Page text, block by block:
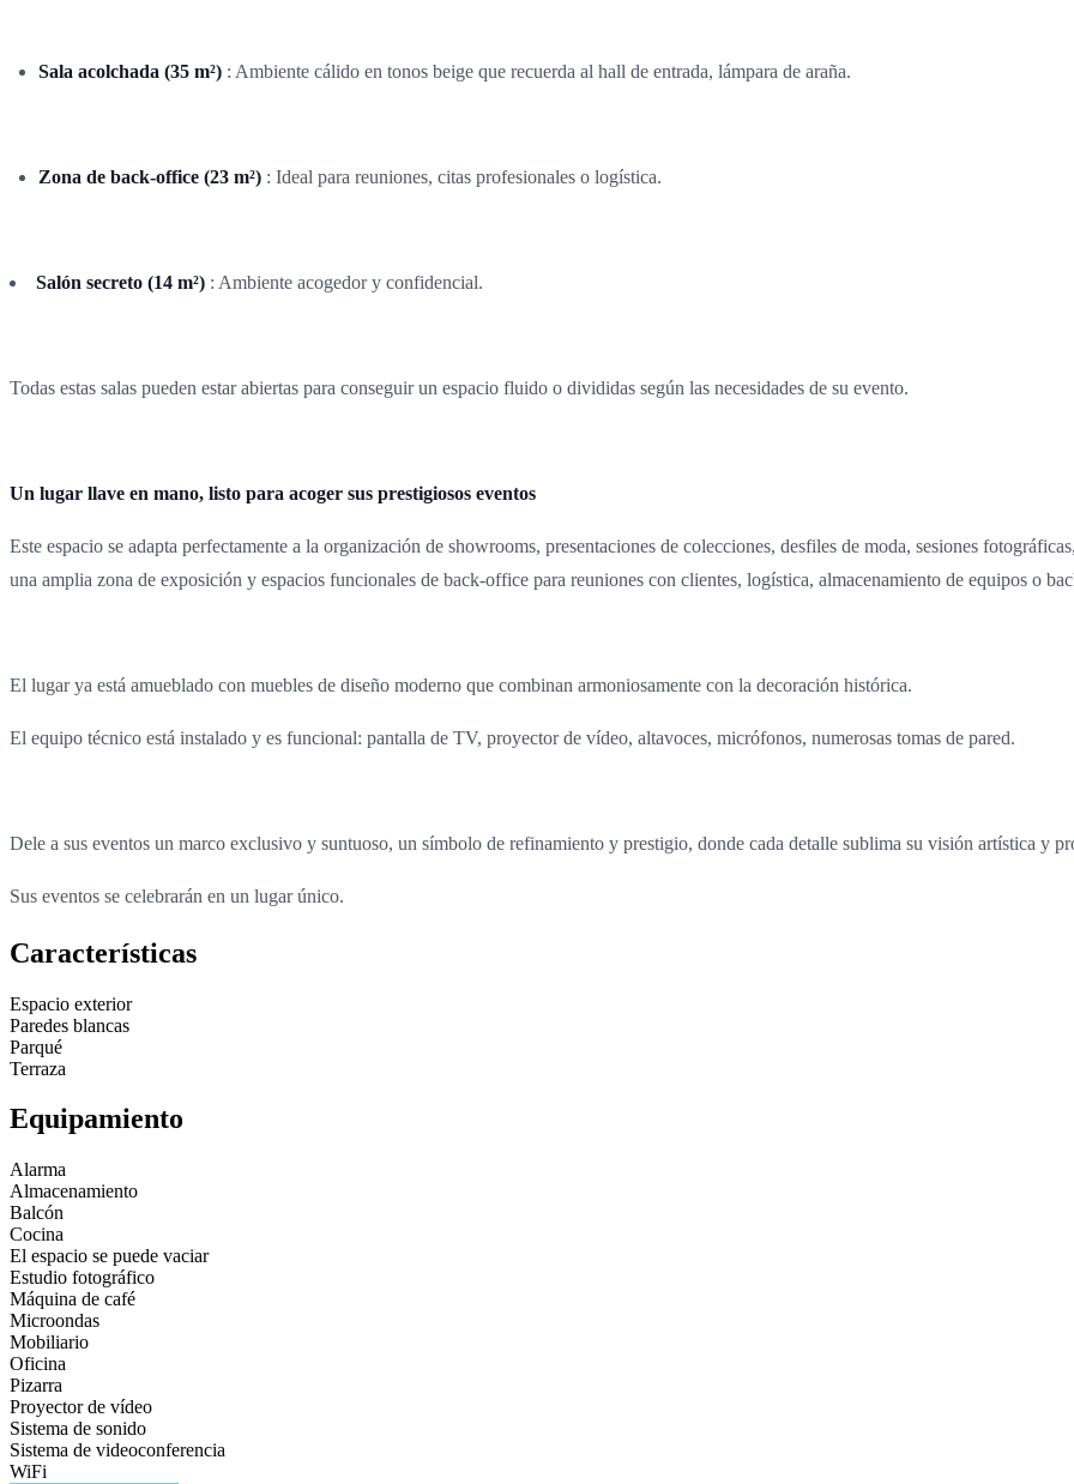
Sala acolchada (35 m²) : Ambiente cálido en tonos beige que recuerda al hall de entrada, lámpara de araña.
Zona de back-office (23 m²) : Ideal para reuniones, citas profesionales o logística.
Salón secreto (14 m²) : Ambiente acogedor y confidencial.
Todas estas salas pueden estar abiertas para conseguir un espacio fluido o divididas según las necesidades de su evento.
Un lugar llave en mano, listo para acoger sus prestigiosos eventos
Este espacio se adapta perfectamente a la organización de showrooms, presentaciones de colecciones, desfiles de moda, sesiones
una amplia zona de exposición y espacios funcionales de back-office para reuniones con clientes, logística, almacenamiento de equipos o
El lugar ya está amueblado con muebles de diseño moderno que combinan armoniosamente con la decoración histórica.
El equipo técnico está instalado y es funcional: pantalla de TV, proyector de vídeo, altavoces, micrófonos, numerosas tomas de pared.
Dele a sus eventos un marco exclusivo y suntuoso, un símbolo de refinamiento y prestigio, donde cada detalle sublima su visión artística y
Sus eventos se celebrarán en un lugar único.
Características
Espacio exterior
Paredes blancas
Parqué
Terraza
Equipamiento
Alarma
Almacenamiento
Balcón
Cocina
El espacio se puede vaciar
Estudio fotográfico
Máquina de café
Microondas
Mobiliario
Oficina
Pizarra
Proyector de vídeo
Sistema de sonido
Sistema de videoconferencia
WiFi